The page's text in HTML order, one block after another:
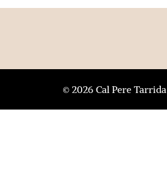
© 2026 Cal Pere Tarrida